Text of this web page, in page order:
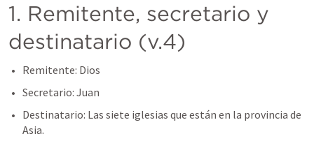
1. Remitente, secretario y
destinatario (v.4)
Remitente: Dios
Secretario: Juan
Destinatario: Las siete iglesias que están en la provincia de
Asia.